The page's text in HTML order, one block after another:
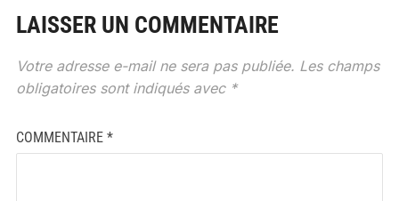
LAISSER UN COMMENTAIRE
Votre adresse e-mail ne sera pas publiée. Les champs
obligatoires sont indiqués avec *
COMMENTAIRE *